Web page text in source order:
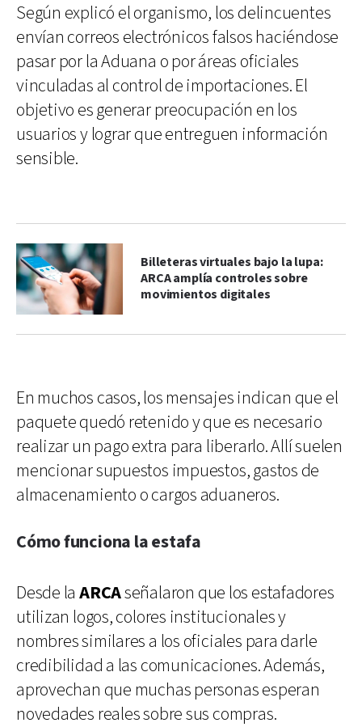
Según explicó el organismo, los delincuentes
envían correos electrónicos falsos haciéndose
pasar por la Aduana o por áreas oficiales
vinculadas al control de importaciones. El
objetivo es generar preocupación en los
usuarios y lograr que entreguen información
sensible.
Billeteras virtuales bajo la lupa:
ARCA amplía controles sobre
movimientos digitales
En muchos casos, los mensajes indican que el
paquete quedó retenido y que es necesario
realizar un pago extra para liberarlo. Allí suelen
mencionar supuestos impuestos, gastos de
almacenamiento o cargos aduaneros.
Cómo funciona la estafa
Desde laARCAseñalaron que los estafadores
utilizan logos, colores institucionales y
nombres similares a los oficiales para darle
credibilidad a las comunicaciones. Además,
aprovechan que muchas personas esperan
novedades reales sobre sus compras.